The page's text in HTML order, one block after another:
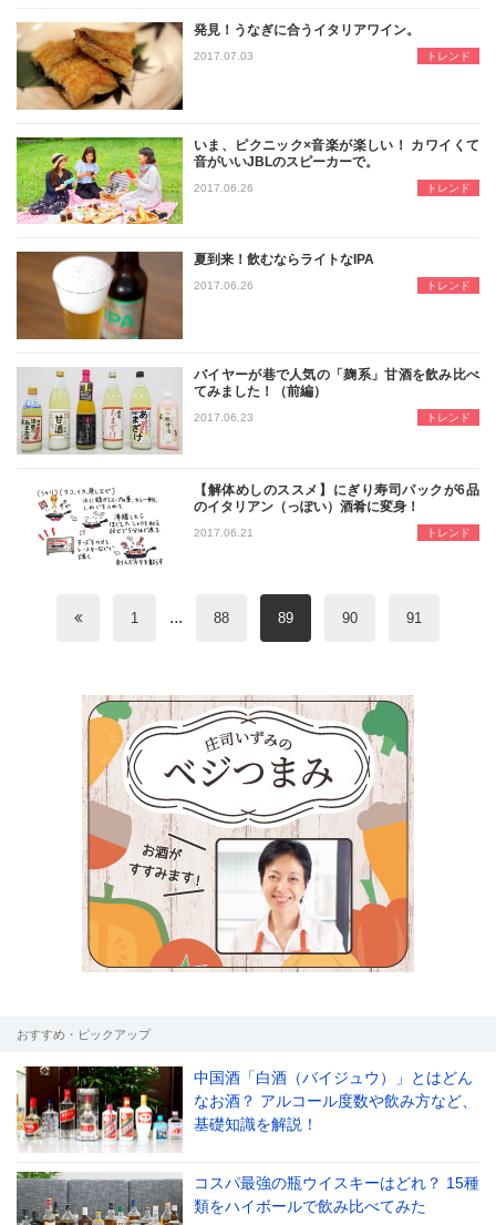
発見！うなぎに合うイタリアワイン。
名古屋の酒問屋イズミックの青田が
2017.07.03 トレンド
いま、ピクニック×音楽が楽しい！ カワイくて
音がいいJBLのスピーカーで。
家飲みよ、野外をめざせ。天気のい
2017.06.26 トレンド
夏到来！飲むならライトなIPA
名古屋の酒問屋イズミックの青田が
2017.06.26 トレンド
バイヤーが巷で人気の「麹系」甘酒を飲み比べ
てみました！（前編）
巷で話題になっている甘酒を飲んで
2017.06.23 トレンド
【解体めしのススメ】にぎり寿司パックが6品
のイタリアン（っぽい）酒肴に変身！
解体めし。それは、市販の弁当や惣
2017.06.21 トレンド
1 ... 88 89 90 91
おすすめ・ピックアップ
中国酒「白酒（バイジュウ）」とはどん
なお酒？ アルコール度数や飲み方など、
基礎知識を解説！
コスパ最強の瓶ウイスキーはどれ？ 15種
類をハイボールで飲み比べてみた